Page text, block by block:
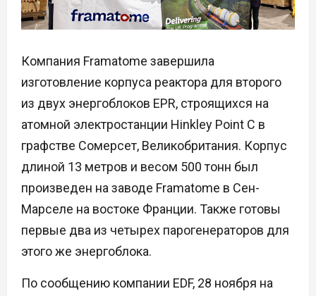
Компания Framatome завершила
изготовление корпуса реактора для второго
из двух энергоблоков EPR, строящихся на
атомной электростанции Hinkley Point C в
графстве Сомерсет, Великобритания. Корпус
длиной 13 метров и весом 500 тонн был
произведен на заводе Framatome в Сен-
Марселе на востоке Франции. Также готовы
первые два из четырех парогенераторов для
этого же энергоблока.
По сообщению компании EDF, 28 ноября на